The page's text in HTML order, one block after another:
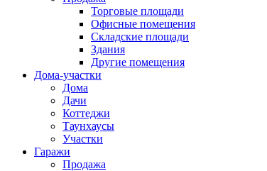
Торговые площади
Офисные помещения
Складские площади
Здания
Другие помещения
Дома-участки
Дома
Дачи
Коттеджи
Таунхаусы
Участки
Гаражи
Продажа